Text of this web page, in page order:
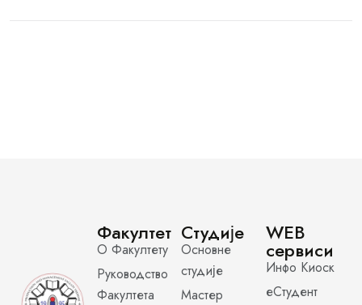
Факултет
О Факултету
Руководство
Факултета
Студије
Основне
студије
Мастер
WEB
сервиси
Инфо Киоск
еСтудент